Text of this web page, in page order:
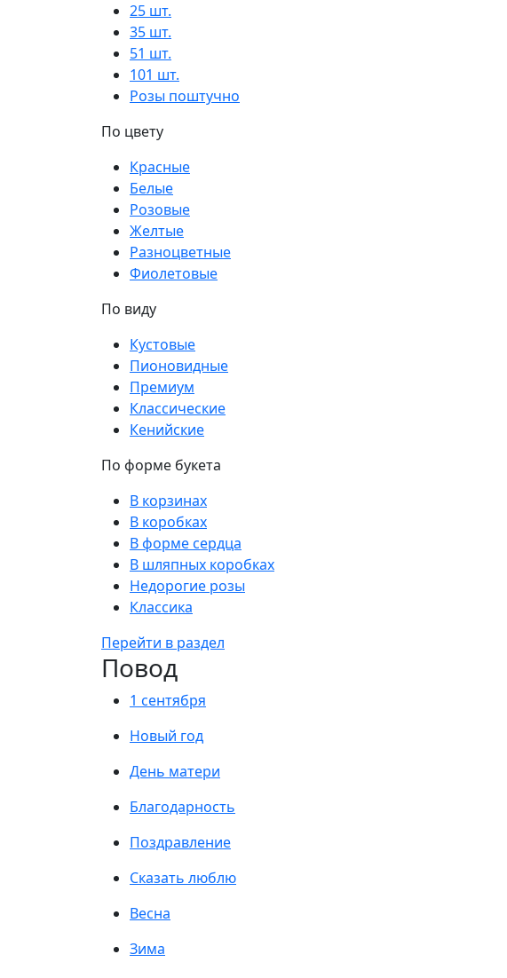
25 шт.
35 шт.
51 шт.
101 шт.
Розы поштучно
По цвету
Красные
Белые
Розовые
Желтые
Разноцветные
Фиолетовые
По виду
Кустовые
Пионовидные
Премиум
Классические
Кенийские
По форме букета
В корзинах
В коробках
В форме сердца
В шляпных коробках
Недорогие розы
Классика
Перейти в раздел
Повод
1 сентября
Новый год
День матери
Благодарность
Поздравление
Сказать люблю
Весна
Зима